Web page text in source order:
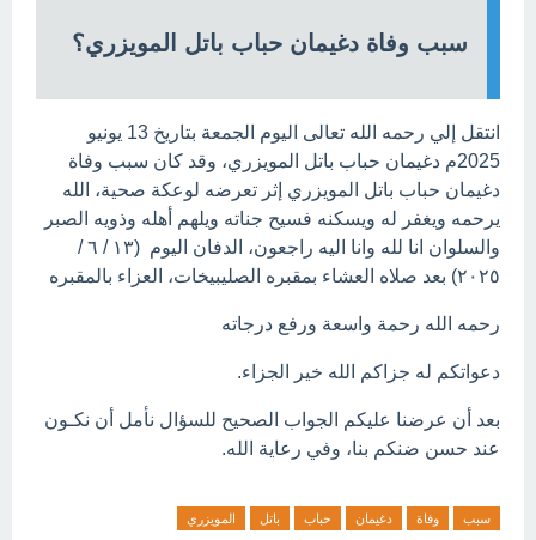
سبب وفاة دغيمان حباب باتل المويزري؟
انتقل إلي رحمه الله تعالى اليوم الجمعة بتاريخ 13 يونيو
2025م دغيمان حباب باتل المويزري، وقد كان سبب وفاة
دغيمان حباب باتل المويزري إثر تعرضه لوعكة صحية، الله
يرحمه ويغفر له ويسكنه فسيح جناته ويلهم أهله وذويه الصبر
والسلوان انا لله وانا اليه راجعون، الدفان اليوم (١٣ / ٦ /
٢٠٢٥) بعد صلاه العشاء بمقبره الصليبيخات، العزاء بالمقبره
رحمه الله رحمة واسعة ورفع درجاته
دعواتكم له جزاكم الله خير الجزاء.
بعد أن عرضنا عليكم الجواب الصحيح للسؤال نأمل أن نكـون
عند حسن ضنكم بنا، وفي رعاية الله.
سبب وفاة دغيمان حباب باتل المويزري